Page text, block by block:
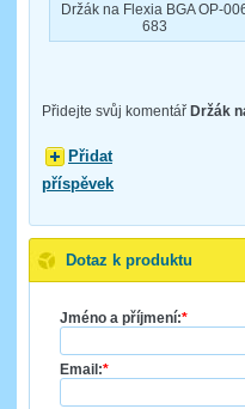
Držák na Flexia BGA OP-
683
Přidejte svůj komentář Držák
Přidat
příspěvek
Dotaz k produktu
Jméno a příjmení:*
Email:*